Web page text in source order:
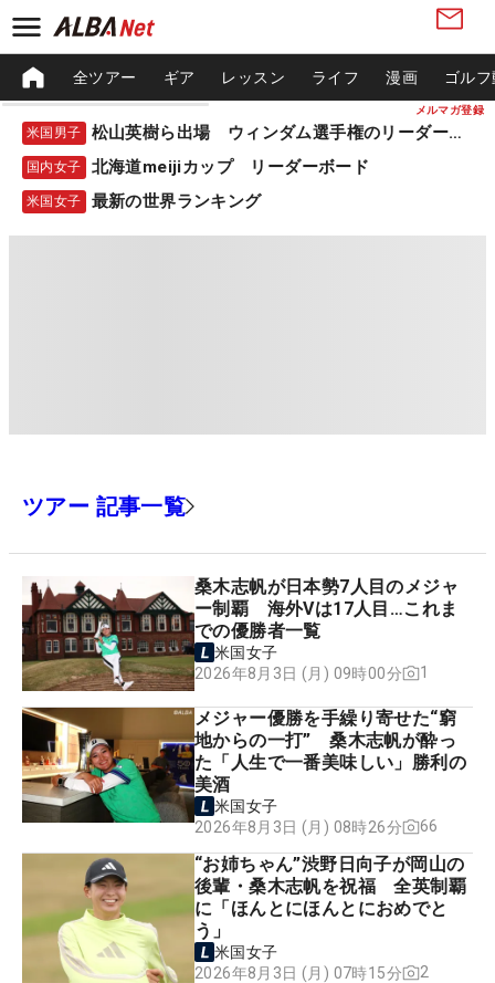
メルマガ登録
全ツアー ギア レッスン ライフ 漫画 ゴル
米国男子 松山英樹ら出場 ウィンダム選手権のリーダーボード
国内女子 北海道meijiカップ リーダーボード
米国女子 最新の世界ランキング
ツアー 記事一覧
桑木志帆が日本勢7人目のメジャ
ー制覇 海外Vは17人目…これま
での優勝者一覧
米国女子
2026年8月3日 (月) 09時00分
1
メジャー優勝を手繰り寄せた“窮
地からの一打” 桑木志帆が酔っ
た「人生で一番美味しい」勝利の
美酒
米国女子
2026年8月3日 (月) 08時26分
66
“お姉ちゃん”渋野日向子が岡山の
後輩・桑木志帆を祝福 全英制覇
に「ほんとにほんとにおめでと
う」
米国女子
2026年8月3日 (月) 07時15分
2